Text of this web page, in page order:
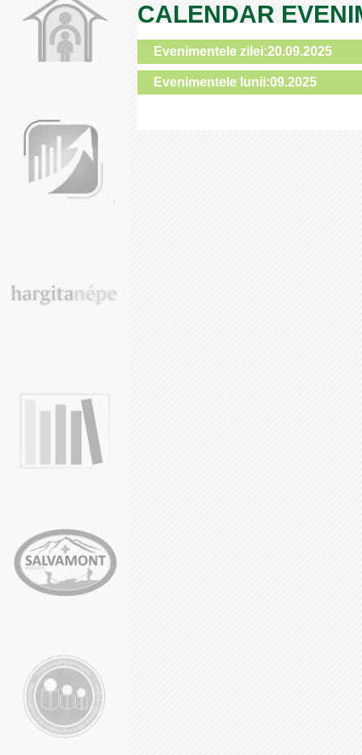
CALENDAR
Evenimentele zilei:20.09.2025
Evenimentele lunii:09.2025